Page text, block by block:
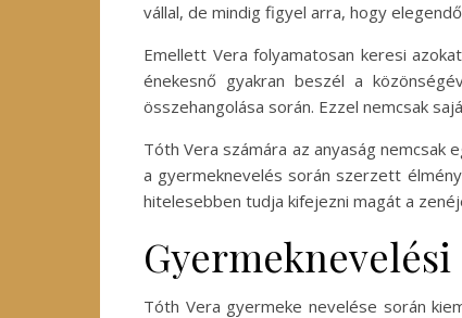
vállal, de mindig figyel arra, hogy
Emellett Vera folyamatosan keresi
énekesnő gyakran beszél a
összehangolása során. Ezzel nemcsak
Tóth Vera számára az anyaság
a gyermeknevelés során szerzett
hitelesebben tudja kifejezni magát a
Tóth Vera gyermeke nevelése során